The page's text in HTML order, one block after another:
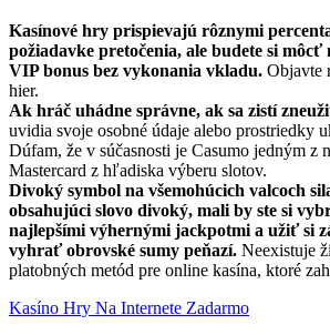
Kasínové hry prispievajú rôznymi
požiadavke pretočenia, ale budete si
VIP bonus bez vykonania vkladu. Objavte
hier.
Ak hráč uhádne správne, ak sa zistí
uvidia svoje osobné údaje alebo prostriedky
Dúfam, že v súčasnosti je Casumo jedným z
Mastercard z hľadiska výberu slotov.
Divoký symbol na všemohúcich valcoch
obsahujúci slovo divoký, mali by ste si
najlepšími výhernými jackpotmi a užiť si
vyhrať obrovské sumy peňazí. Neexistuje
platobných metód pre online kasína, ktoré
Kasíno Hry Na Internete Zadarmo